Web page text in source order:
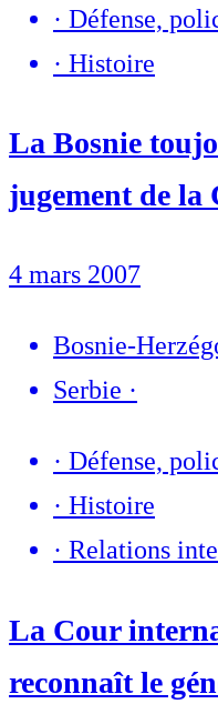
· Défense,
· Histoire
La Bosnie
jugement de
4 mars 2007
Bosnie-
Serbie ·
· Défense,
· Histoire
· Relations
La Cour
reconnaît le